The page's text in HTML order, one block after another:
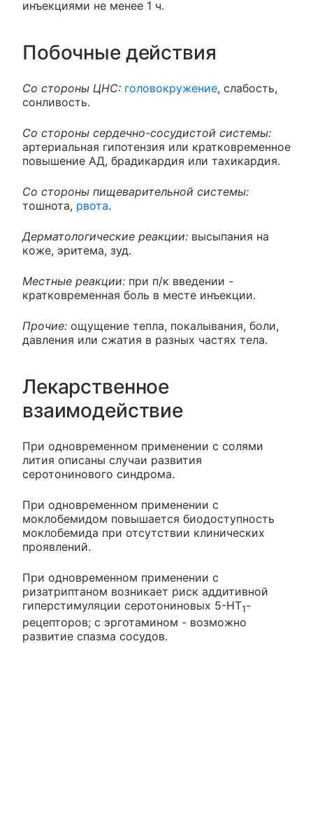
инъекциями не менее 1 ч.
Побочные действия
Со стороны ЦНС: головокружение, слабость,
сонливость.
Со стороны сердечно-сосудистой системы:
артериальная гипотензия или кратковременное
повышение АД, брадикардия или тахикардия.
Со стороны пищеварительной системы:
тошнота, рвота.
Дерматологические реакции: высыпания на
коже, эритема, зуд.
Местные реакции: при п/к введении -
кратковременная боль в месте инъекции.
Прочие: ощущение тепла, покалывания, боли,
давления или сжатия в разных частях тела.
Лекарственное
взаимодействие
При одновременном применении с солями
лития описаны случаи развития
серотонинового синдрома.
При одновременном применении с
моклобемидом повышается биодоступность
моклобемида при отсутствии клинических
проявлений.
При одновременном применении с
ризатриптаном возникает риск аддитивной
гиперстимуляции серотониновых 5-HT1-
рецепторов; с эрготамином - возможно
развитие спазма сосудов.